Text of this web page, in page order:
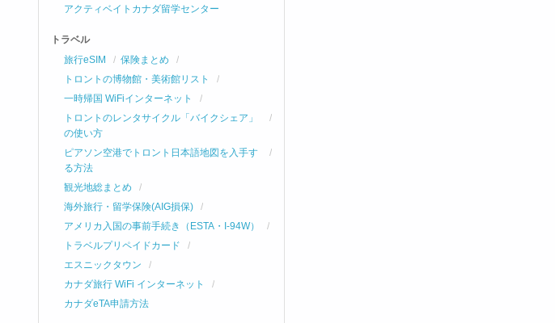
アクティベイトカナダ留学センター
トラベル
旅行eSIM
保険まとめ
トロントの博物館・美術館リスト
一時帰国 WiFiインターネット
トロントのレンタサイクル「バイクシェア」
の使い方
ピアソン空港でトロント日本語地図を入手す
る方法
観光地総まとめ
海外旅行・留学保険(AIG損保)
アメリカ入国の事前手続き（ESTA・I-94W）
トラベルプリペイドカード
エスニックタウン
カナダ旅行 WiFi インターネット
カナダeTA申請方法